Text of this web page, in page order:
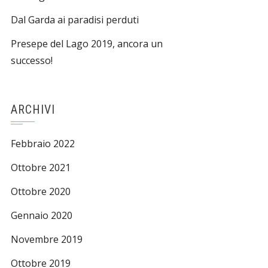
Dal Garda ai paradisi perduti
Presepe del Lago 2019, ancora un
successo!
ARCHIVI
Febbraio 2022
Ottobre 2021
Ottobre 2020
Gennaio 2020
Novembre 2019
Ottobre 2019